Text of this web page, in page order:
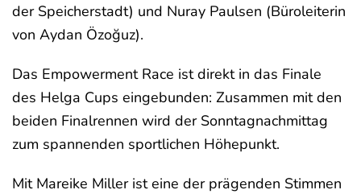
der Speicherstadt) und Nuray Paulsen (Büroleiterin
von Aydan Özoğuz).
Das Empowerment Race ist direkt in das Finale
des Helga Cups eingebunden: Zusammen mit den
beiden Finalrennen wird der Sonntagnachmittag
zum spannenden sportlichen Höhepunkt.
Mit Mareike Miller ist eine der prägenden Stimmen